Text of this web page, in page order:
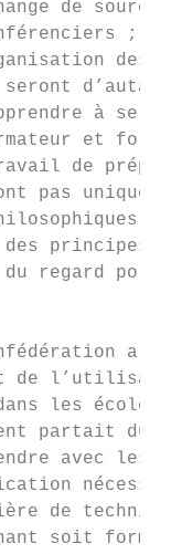
de
;
des
à se
et
de
pas
principes
regard
a
de
les écoles.2
partait du
avec les
de
soit formé